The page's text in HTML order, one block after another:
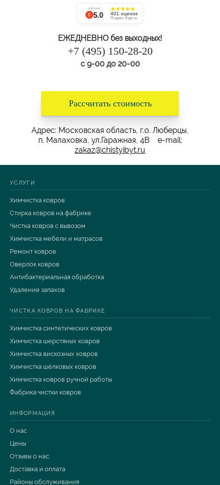
РЕЙТИНГ
5.0 401 оценок
Яндекс Карты
ЕЖЕДНЕВНО без выходных!
+7 (495) 150-28-20
с 9-00 до 20-00
Рассчитать стоимость
Адрес: Московская область, г.о. Люберцы,
п. Малаховка, ул.Гаражная, 4В e-mail:
zakaz@chistyibyt.ru
УСЛУГИ
Химчистка ковров
Стирка ковров на фабрике
Чистка ковров с вывозом
Химчистка мебели и матрасов
Ремонт ковров
Оверлок ковров
Антибактериальная обработка
Удаление запахов
ЧИСТКА КОВРОВ НА ФАБРИКЕ
Химчистка синтетических ковров
Химчистка шерстяных ковров
Химчистка вискозных ковров
Химчистка шёлковых ковров
Химчистка ковров ручной работы
Фабрика чистки ковров
ИНФОРМАЦИЯ
О нас
Цены
Отзывы о нас
Доставка и оплата
Районы обслуживания